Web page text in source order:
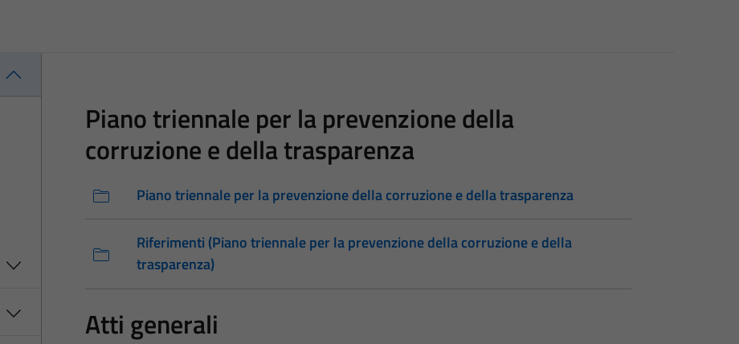
Piano triennale per la prevenzione della
corruzione e della trasparenza
Piano triennale per la prevenzione della corruzione e della trasparenza
Riferimenti (Piano triennale per la prevenzione della corruzione e della
trasparenza)
Atti generali